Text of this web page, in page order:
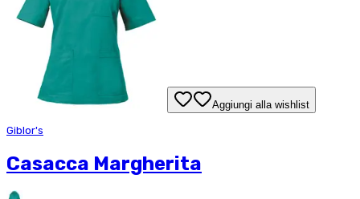
Aggiungi alla wishlist
Giblor's
Casacca Margherita